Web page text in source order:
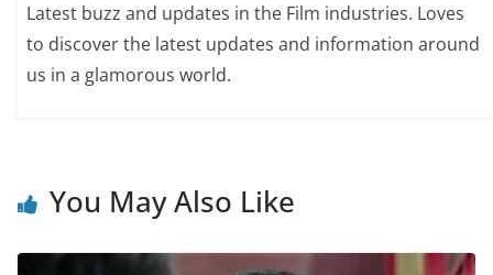
Latest buzz and updates in the Film industries. Loves
to discover the latest updates and information around
us in a glamorous world.
You May Also Like